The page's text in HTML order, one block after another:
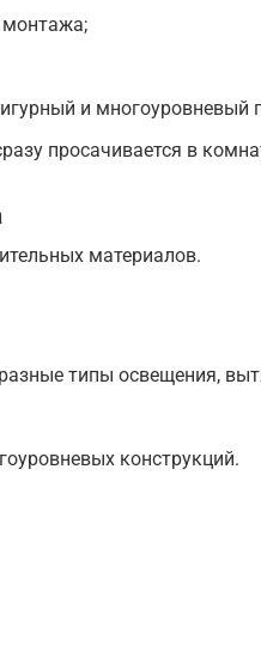
монтажа;
и многоуровневый
просачивается в
материалов.
типы освещения,
конструкций.